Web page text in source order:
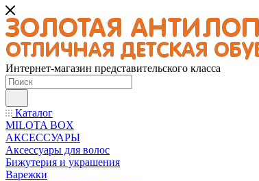
Интернет-магазин представительского класса
Каталог
MILOTA BOX
АКСЕССУАРЫ
Аксессуары для волос
Бижутерия и украшения
Варежки